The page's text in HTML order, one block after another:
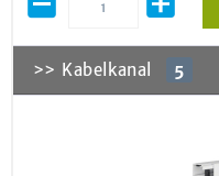
>> Kabelkanal 5